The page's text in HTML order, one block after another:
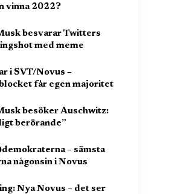
vinna 2022?
besvarar Twitters
med meme
i SVT/Novus –
får egen majoritet
besöker Auschwitz:
berörande”
– sämsta
någonsin i Novus
Nya Novus – det ser